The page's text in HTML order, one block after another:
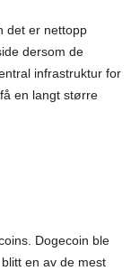
det er nettopp
dersom de
infrastruktur for
en langt større
Dogecoin ble
en av de mest